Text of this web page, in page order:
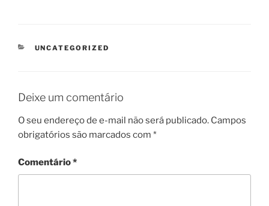
CATEGORIAS
UNCATEGORIZED
Deixe um comentário
O seu endereço de e-mail não será publicado. Campos
obrigatórios são marcados com *
Comentário*